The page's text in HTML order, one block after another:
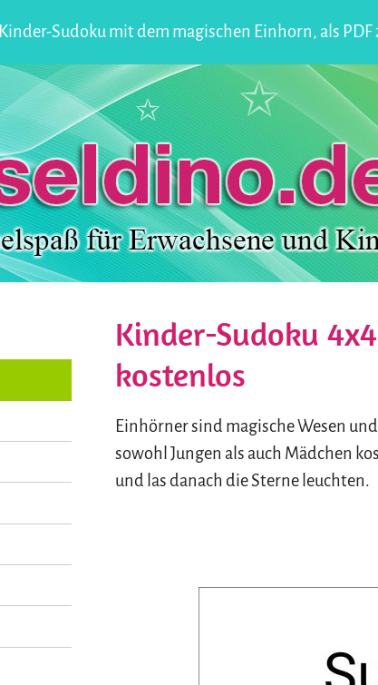
Kinder-Sudoku mit dem magischen Einhorn, als
Kinder-Sudoku
kostenlos
Einhörner sind magische Wesen
sowohl Jungen als auch Mädchen
und las danach die Sterne leuchten.